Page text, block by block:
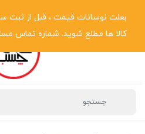
بعلت نوسانات قیمت ، قبل از ثبت
کالا ها مطلع شوید. شماره تماس مستقیم :